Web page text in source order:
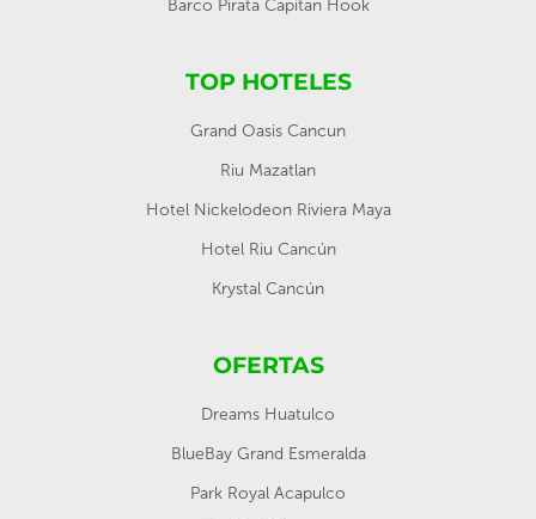
Barco Pirata Capitan Hook
TOP HOTELES
Grand Oasis Cancun
Riu Mazatlan
Hotel Nickelodeon Riviera Maya
Hotel Riu Cancún
Krystal Cancún
OFERTAS
Dreams Huatulco
BlueBay Grand Esmeralda
Park Royal Acapulco